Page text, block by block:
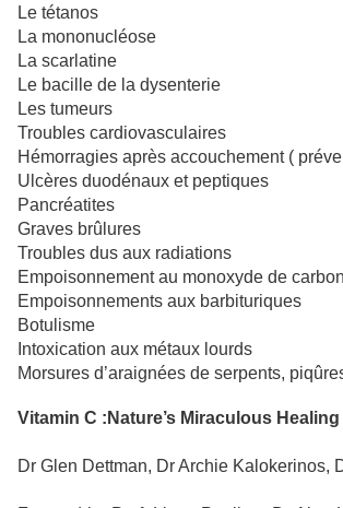
Le tétanos
La mononucléose
La scarlatine
Le bacille de la dysenterie
Les tumeurs
Troubles cardiovasculaires
Hémorragies après accouchement (
Ulcères duodénaux et peptiques
Pancréatites
Graves brûlures
Troubles dus aux radiations
Empoisonnement au monoxyde de
Empoisonnements aux barbituriques
Botulisme
Intoxication aux métaux lourds
Morsures d’araignées de serpents,
Vitamin C :Nature’s Miraculous
Dr Glen Dettman, Dr Archie Kalokerinos,